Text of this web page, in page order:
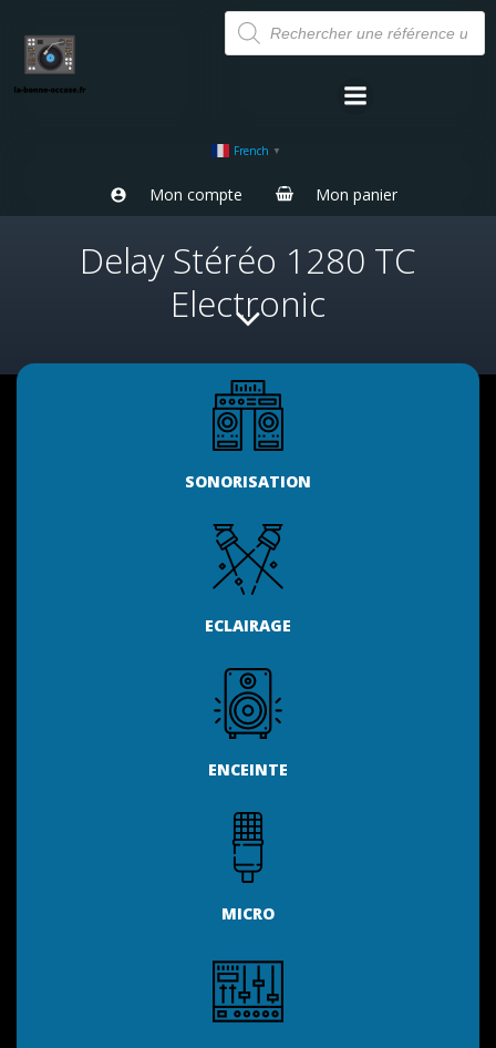
Aller
au
contenu
Recherche
de
produits
French ▼
Mon compte Mon panier
Delay Stéréo 1280 TC
Electronic
SONORISATION
ECLAIRAGE
ENCEINTE
MICRO